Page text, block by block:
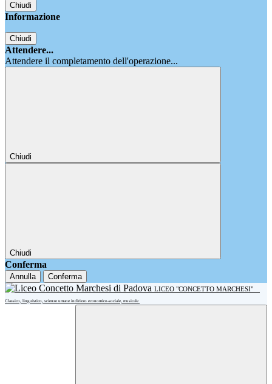
Chiudi
Informazione
Chiudi
Attendere...
Attendere il completamento dell'operazione...
Chiudi
Chiudi
Conferma
Annulla Conferma
LICEO "CONCETTO MARCHESI"
Classico, linguistico, scienze umane indirizzo economico-sociale, musicale